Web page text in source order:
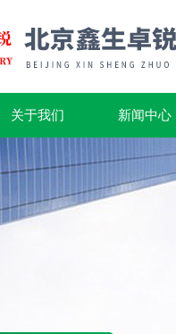
关于我们 新闻中心